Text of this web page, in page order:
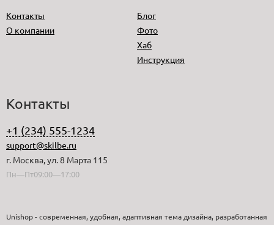
Контакты
О компании
Блог
Фото
Хаб
Инструкция
Контакты
+1 (234) 555-1234
support@skilbe.ru
г. Москва, ул. 8 Марта 115
Пн—Пт09:00—17:00
Unishop - современная, удобная, адаптивная тема дизайна, разработанная